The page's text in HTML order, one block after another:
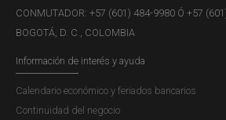
condiciones de seguridad en la Sierra
la producción de café, cacao y demás
internacional, y se lograría promover a
Caribe colombiano como destino
turismo ecológico.
CONMUTADOR: +57 (601) 484-9980 Ó +57
BOGOTÁ, D. C., COLOMBIA
Información de interés y ayuda
Calendario económico y feriados bancarios
Continuidad del negocio